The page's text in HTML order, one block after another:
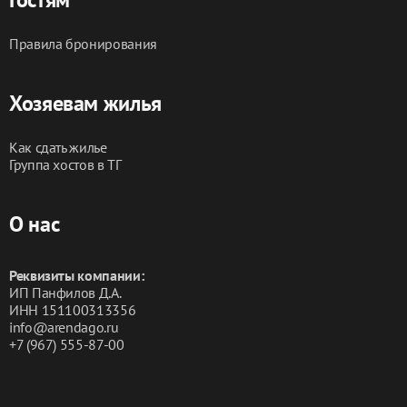
Правила бронирования
Хозяевам жилья
Как сдать жилье
Группа хостов в ТГ
О нас
Реквизиты компании:
ИП Панфилов Д.А.
ИНН 151100313356
info@arendago.ru
+7 (967) 555-87-00